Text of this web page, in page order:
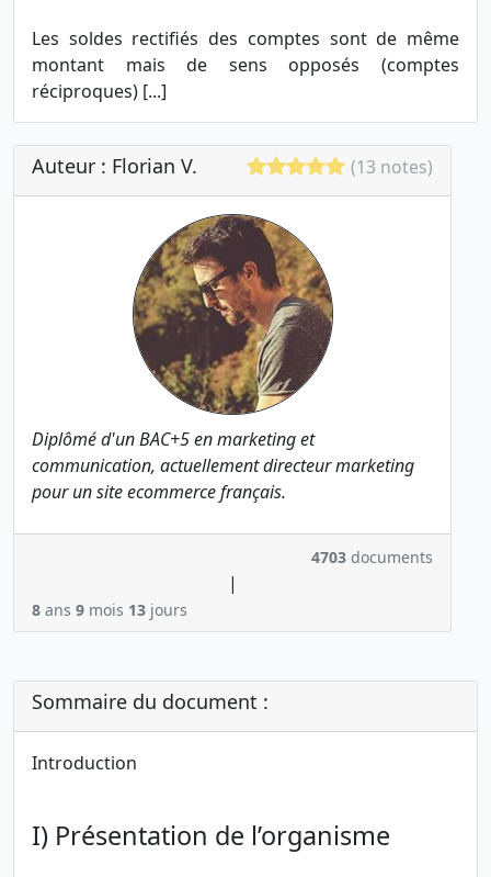
Les soldes rectifiés des comptes sont de même
montant mais de sens opposés (comptes
réciproques) [...]
Auteur : Florian V. (13 notes)
Diplômé d'un BAC+5 en marketing et
communication, actuellement directeur marketing
pour un site ecommerce français.
4703 documents
|
8 ans 9 mois 13 jours
Sommaire du document :
Introduction
I) Présentation de l’organisme